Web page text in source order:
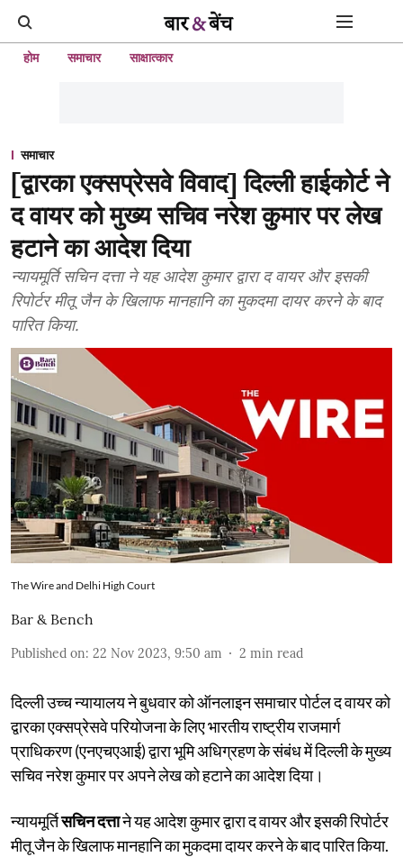
होम समाचार साक्षात्कार
समाचार
[द्वारका एक्सप्रेसवे विवाद] दिल्ली हाईकोर्ट ने
द वायर को मुख्य सचिव नरेश कुमार पर लेख
हटाने का आदेश दिया
न्यायमूर्ति सचिन दत्ता ने यह आदेश कुमार द्वारा द वायर और इसकी
रिपोर्टर मीतू जैन के खिलाफ मानहानि का मुकदमा दायर करने के बाद
पारित किया.
The Wire and Delhi High Court
Bar & Bench
Published on: 22 Nov 2023, 9:50 am 2 min read
दिल्ली उच्च न्यायालय ने बुधवार को ऑनलाइन समाचार पोर्टल द वायर को
द्वारका एक्सप्रेसवे परियोजना के लिए भारतीय राष्ट्रीय राजमार्ग
प्राधिकरण (एनएचएआई) द्वारा भूमि अधिग्रहण के संबंध में दिल्ली के मुख्य
सचिव नरेश कुमार पर अपने लेख को हटाने का आदेश दिया।
न्यायमूर्तिसचिन दत्ताने यह आदेश कुमार द्वारा द वायर और इसकी रिपोर्टर
मीतू जैन के खिलाफ मानहानि का मुकदमा दायर करने के बाद पारित किया.